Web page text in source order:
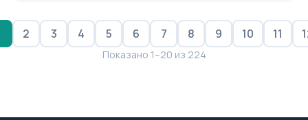
2 3 4 5 6 7 8 9 10 11
Показано 1–20 из 224